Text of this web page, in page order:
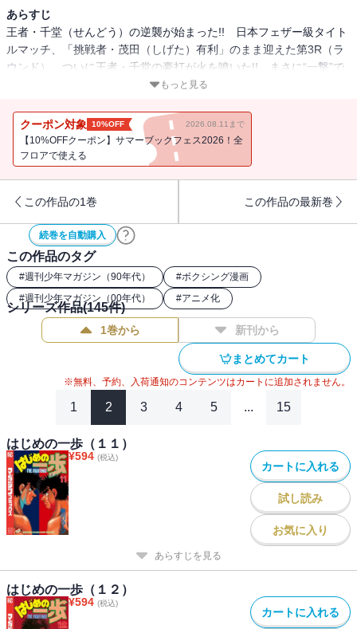
あらすじ
王者・千堂（せんどう）の逆襲が始まった!! 日本フェザー級タイト
ルマッチ、「挑戦者・茂田（しげた）有利」のまま迎えた第3R（ラ
ウンド）。ついに王者・千堂の豪打が火を噴いた!! まさに“一撃”で
劣勢をひっくり返してしまう千堂の強さに、今さらながら驚かされ
に、対抗するすべはあるのか!?
もっと見る
クーポン対象 10%OFF 2026.08.11まで
【10%OFFクーポン】サマーブックフェス2026！全
フロアで使える
この作品の1巻 この作品の最新巻
続巻を自動購入
この作品のタグ
#週刊少年マガジン（90年代） #ボクシング漫画
#週刊少年マガジン（00年代） #アニメ化
シリーズ作品(145件)
1巻から 新刊から
まとめてカート
※無料、予約、入荷通知のコンテンツはカートに追加されません。
1 2 3 4 5 ... 15
はじめの一歩（１１）
¥594 (税込)
カートに入れる
試し読み
お気に入り
あらすじを見る
はじめの一歩（１２）
¥594 (税込)
カートに入れる